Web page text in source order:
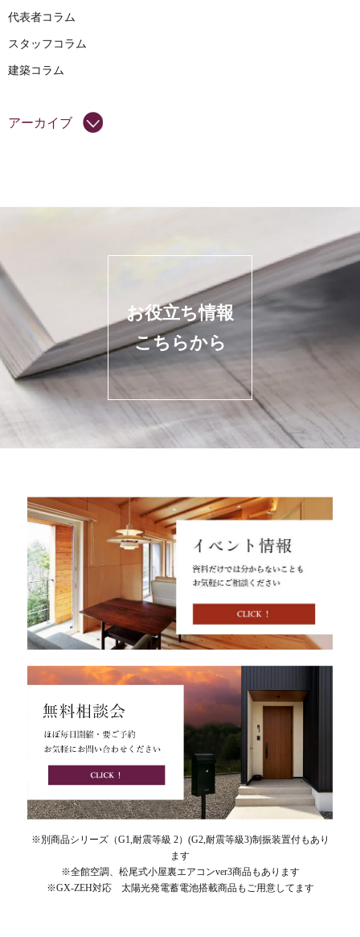
代表者コラム
スタッフコラム
建築コラム
アーカイブ
お役立ち情報
こちらから
※別商品シリーズ（G1,耐震等級 2）(G2,耐震等級3)制振装置付もあり
ます
※全館空調、松尾式小屋裏エアコンver3商品もあります
※GX-ZEH対応 太陽光発電蓄電池搭載商品もご用意してます